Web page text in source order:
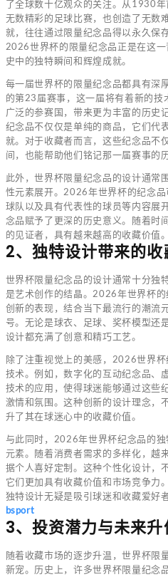
了全球数十亿观众的关注。从1930
无数精彩的足球比赛，也创造了无数
就，往往通过限量纪念品得以永久保
2026世界杯的限量纪念品正是在这
史中的独特瞬间和辉煌成就。
每一届世界杯的限量纪念品都具有深
的第23届赛事，这一届将有着新的技
广泛的参赛国，带来更为丰富的历史
纪念品不仅仅是单纯的商品，它们代
就。对于收藏者而言，这些纪念品不
间，也能帮助他们铭记那一届赛事的
此外，世界杯限量纪念品的设计通常
性元素展开。2026年世界杯的纪念
球队以及具有代表性的球员等内容展
念品赋予了更深的历史意义。随着时
的见证者，具有越来越高的收藏价值。
2、独特设计带来的收
世界杯限量纪念品的设计通常十分独
是艺术创作的结晶。2026年世界杯
创新的表现，结合当下最流行的潮流
号。无论是球衣、足球、奖杯模型还
设计都充满了创意和精巧工艺。
除了注重视觉上的美感，2026世界
技术。例如，数字化的互动纪念品、
技术的应用，使得球迷能够通过这些
激情和氛围。这种创新的设计理念，
升了其在球迷心中的收藏价值。
与此同时，2026年世界杯纪念品的
元素。随着消费者需求的多样化，越
据个人喜好定制。这种个性化设计，
它们更加具有收藏价值和市场竞争力
独特设计无疑是吸引球迷和收藏爱好
bsport
3、投资潜力与未来升
随着收藏市场的逐步升温，世界杯限
新宠。历史上，许多世界杯限量纪念